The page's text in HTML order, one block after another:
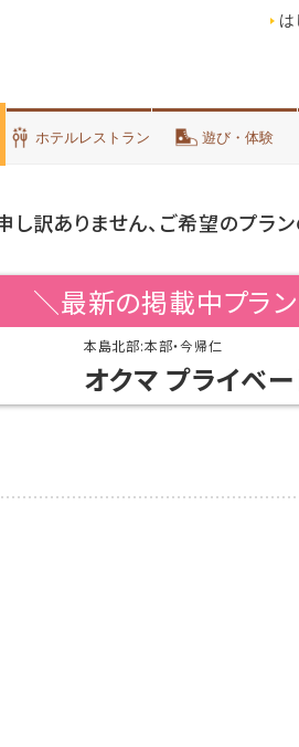
は
ホテルレストラン 遊び・体験
し訳ありません、ご希望のプラ
＼最新の掲載中プラ
本島北部:本部・今帰仁
オクマ プライベ